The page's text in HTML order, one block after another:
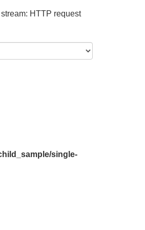
HTTP request
single-